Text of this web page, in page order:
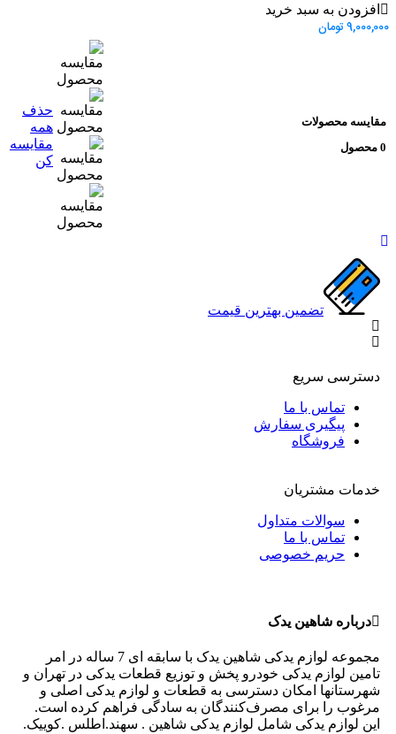
افزودن به سبد خرید
9,000,000تومان
مقایسه محصولات
0 محصول
حذف
همه
مقایسه
کن
تضمین بهترین قیمت
دسترسی سریع
تماس با ما
پیگیری سفارش
فروشگاه
خدمات مشتریان
سوالات متداول
تماس با ما
حریم خصوصی
درباره شاهین یدک
مجموعه لوازم یدکی شاهین یدک با سابقه ای 7 ساله در امر
تامین لوازم یدکی خودرو پخش و توزیع قطعات یدکی در تهران و
شهرستانها امکان دسترسی به قطعات و لوازم یدکی اصلی و
مرغوب را برای مصرف‌کنندگان به سادگی فراهم کرده است.
این لوازم یدکی شامل لوازم یدکی شاهین . سهند.اطلس .کوییک.